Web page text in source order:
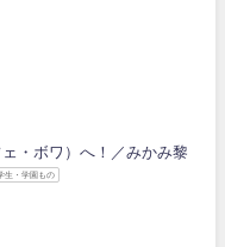
・ボワ）へ！／みかみ黎
生・学園もの